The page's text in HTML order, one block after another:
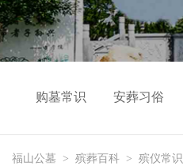
购墓常识 安葬习俗
福山公墓 > 殡葬百科 > 殡仪常识